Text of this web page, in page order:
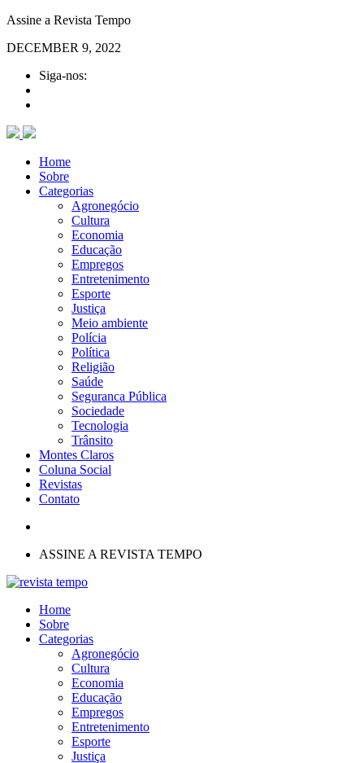
Assine a Revista Tempo
DECEMBER 9, 2022
Siga-nos:
Home
Sobre
Categorias
Agronegócio
Cultura
Economia
Educação
Empregos
Entretenimento
Esporte
Justiça
Meio ambiente
Polícia
Política
Religião
Saúde
Seguranca Pública
Sociedade
Tecnologia
Trânsito
Montes Claros
Coluna Social
Revistas
Contato
ASSINE A REVISTA TEMPO
Home
Sobre
Categorias
Agronegócio
Cultura
Economia
Educação
Empregos
Entretenimento
Esporte
Justiça